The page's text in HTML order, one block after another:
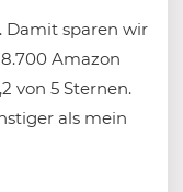
. Damit sparen wir
Amazon
von 5 Sternen.
als mein